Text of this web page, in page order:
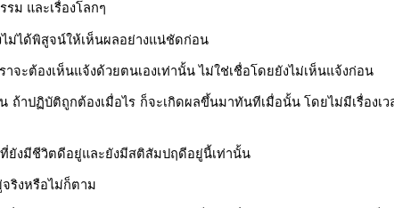
ม และเรื่องโลกๆ
ม่ได้พิสูจน์ให้เห็นผลอย่างแน่ชัดก่อน
ะต้องเห็นแจ้งด้วยตนเองเท่านั้น ไม่ใช่เชื่อโดยยังไม่เห็นแจ้งก่อน
าปฏิบัติถูกต้องเมื่อไร ก็จะเกิดผลขึ้นมาทันทีเมื่อนั้น โดยไม่มีเรื่องเว
ที่ยังมีชีวิตดีอยู่และยังมีสติสัมปฤดีอยู่นี้เท่านั้น
ริงหรือไม่ก็ตาม